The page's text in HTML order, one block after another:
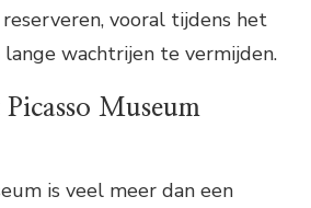
vooral tijdens het
lange wachtrijen te vermijden.
Museum
is veel meer dan een